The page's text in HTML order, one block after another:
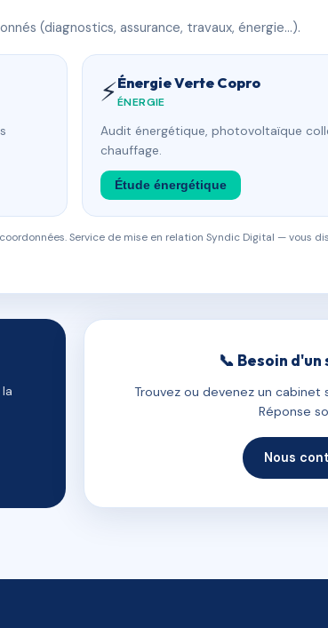
(diagnostics, assurance, travaux, énergie…).
⚡Énergie Verte Copro
ÉNERGIE
Audit énergétique, photovoltaïque
chauffage.
Étude énergétique
Service de mise en relation Syndic Digital — vous
📞 Besoin d'un
Trouvez ou devenez un cabinet
Réponse
Nous